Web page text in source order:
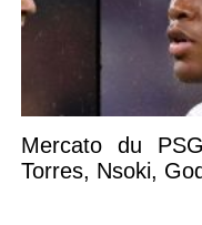
Mercato du
Torres, Nsoki,